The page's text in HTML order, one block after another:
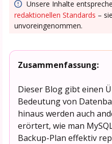
Unsere Inhalte
redaktionellen Standards –
unvoreingenommen.
Zusammenfassung:
Dieser Blog gibt einen
Bedeutung von
hinaus werden auch
erörtert, wie man
Backup-Plan effektiv